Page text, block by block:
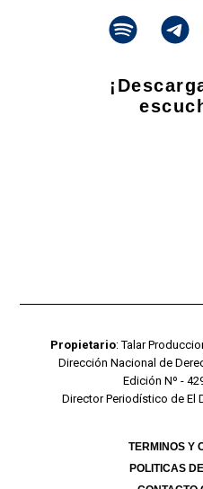
Propietario: Talar
Dirección Nacional de
Edición Nº -
Director Periodístico de El
TERMINOS Y
POLITICAS